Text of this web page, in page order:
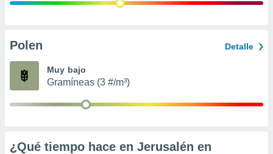
publicidad
de
Polen Detalle
Muy bajo
Gramíneas (3 #/m³)
¿Qué tiempo hace en Jerusalén en